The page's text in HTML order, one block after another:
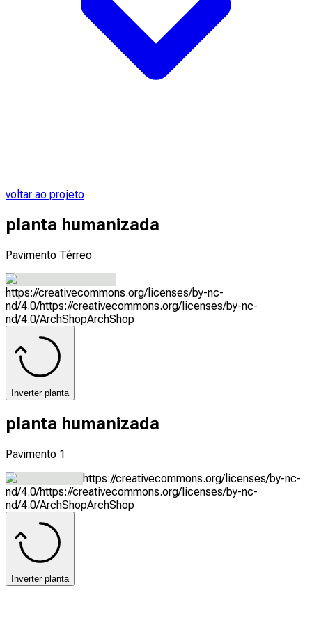
voltar ao projeto
planta humanizada
Pavimento Térreo
https://creativecommons.org/licenses/by-nc-
nd/4.0/https://creativecommons.org/licenses/by-nc-
nd/4.0/ArchShopArchShop
Inverter planta
planta humanizada
Pavimento 1
https://creativecommons.org/licenses/by-nc-
nd/4.0/https://creativecommons.org/licenses/by-nc-
nd/4.0/ArchShopArchShop
Inverter planta